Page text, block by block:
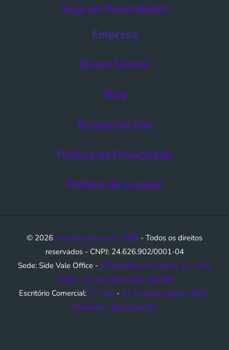
Seja um Revendedor
Empresa
Quem Somos
Blog
Termos de Uso​
Política de Privacidade
Política de Cookies
© 2026 eCondos Sistemas LTDA - Todos os direitos
reservados - CNPJ: 24.626.902/0001-04
Sede: Side Vale Office - R. República do Iraque, 40 - Sala
1001 - Jd. Oswaldo Cruz - SJC/SP
Escritório Comercial: CT Hub - Av. Eusébio Matoso, 650 -
Pinheiros - São Paulo/SP